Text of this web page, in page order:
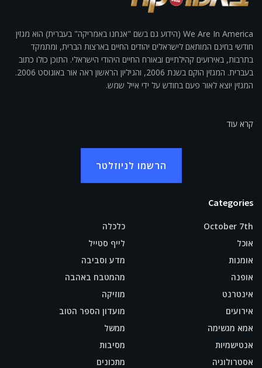
We Are In America (הידוע גם בשם "אנחנו באמריקה" בעברית) הוא מגזין
חודשי בחינם המותאם לישראלים יהודים החיים בארצות הברית, ומתמקד
בתרבות, באירועים קהילתיים ובאורח החיים היהודי הישראלי. התוכן כולו כתוב
בעברית. המגזין הוקם בשנת 2006, והגיליון הראשון ראה אור באוגוסט 2006.
המגזין יוצא לאור פעם בחודש על ידי אייל שמש.
קרא עוד
הרשמו לניוזלטר
Categories
October 7th
אוכל
אומנות
אופנה
אינטרנט
אירועים
אמא מגשימה
אנטישמיות
אסטרולוגיה
כלכלה
לייף סטייל
מדע וסביבה
מהמטבח באהבה
מוזיקה
מועדון הספר הטוב
ממשל
מסיבות
מתכונים